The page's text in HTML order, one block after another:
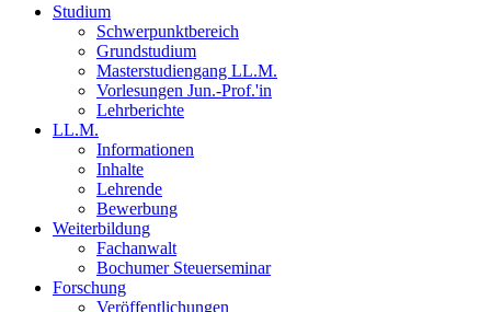
Studium
Schwerpunktbereich
Grundstudium
Masterstudiengang LL.M.
Vorlesungen Jun.-Prof.'in
Lehrberichte
LL.M.
Informationen
Inhalte
Lehrende
Bewerbung
Weiterbildung
Fachanwalt
Bochumer Steuerseminar
Forschung
Veröffentlichungen